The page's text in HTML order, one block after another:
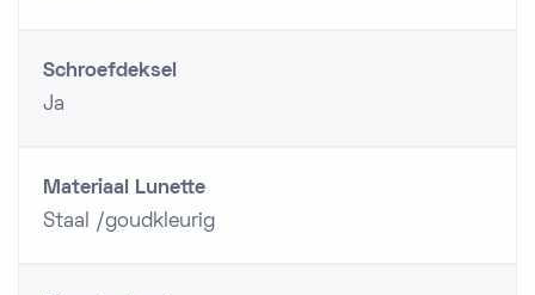
Schroefdeksel
Ja
Materiaal Lunette
Staal /goudkleurig